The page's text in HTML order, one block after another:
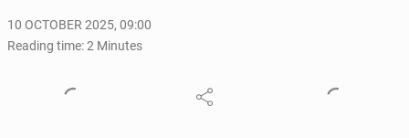
10 OCTOBER 2025, 09:00
Reading time: 2 Minutes